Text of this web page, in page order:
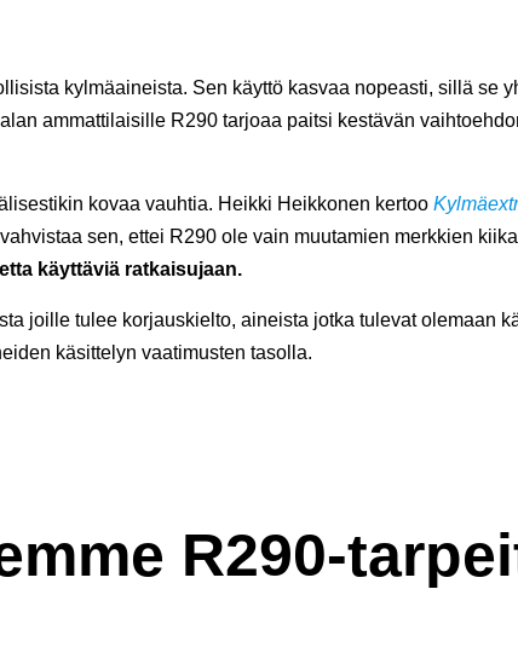
kylmäaineista. Sen käyttö kasvaa nopeasti, sillä se
ammattilaisille R290 tarjoaa paitsi kestävän
kovaa vauhtia. Heikki Heikkonen kertoo
sen, ettei R290 ole vain muutamien merkkien
käyttäviä ratkaisujaan.
joille tulee korjauskielto, aineista jotka tulevat olemaan
käsittelyn vaatimusten tasolla.
R290-